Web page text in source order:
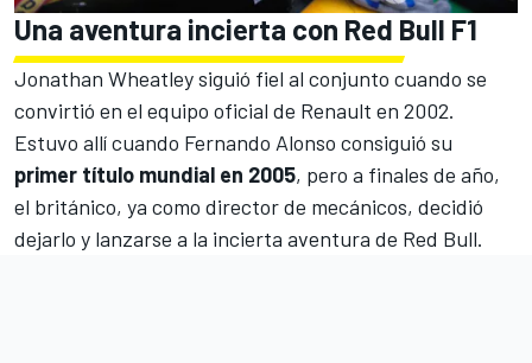
Una aventura incierta con Red Bull F1
Jonathan Wheatley siguió fiel al conjunto cuando se
convirtió en el equipo oficial de Renault en 2002.
Estuvo allí cuando Fernando Alonso consiguió su
primer título mundial en 2005, pero a finales de año,
el británico, ya como director de mecánicos, decidió
dejarlo y lanzarse a la incierta aventura de Red Bull.